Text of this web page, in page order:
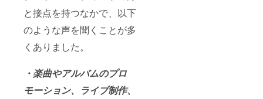
と接点を持つなかで、以下
のような声を聞くことが多
くありました。
・楽曲やアルバムのプロ
モーション、ライブ制作、